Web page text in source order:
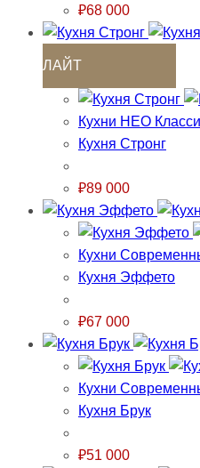
₽68 000
ЛАЙТ
Кухни НЕО
Кухня Стронг
₽89 000
Кухни
Кухня Эффето
₽67 000
Кухни
Кухня Брук
₽51 000